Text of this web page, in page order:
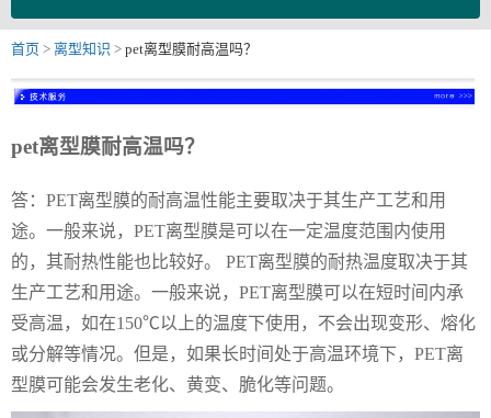
首页 > 离型知识 > pet离型膜耐高温吗？
pet离型膜耐高温吗？
答：PET离型膜的耐高温性能主要取决于其生产工艺和用
途。一般来说，PET离型膜是可以在一定温度范围内使用
的，其耐热性能也比较好。 PET离型膜的耐热温度取决于其
生产工艺和用途。一般来说，PET离型膜可以在短时间内承
受高温，如在150℃以上的温度下使用，不会出现变形、熔化
或分解等情况。但是，如果长时间处于高温环境下，PET离
型膜可能会发生老化、黄变、脆化等问题。